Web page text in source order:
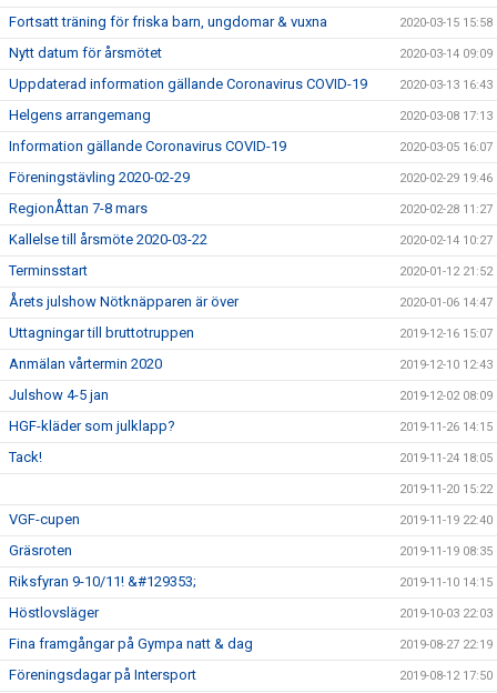
Fortsatt träning för friska barn, ungdomar & vuxna 2020-03-15 15:58
Nytt datum för årsmötet 2020-03-14 09:09
Uppdaterad information gällande Coronavirus COVID-19 2020-03-13 16:43
Helgens arrangemang 2020-03-08 17:13
Information gällande Coronavirus COVID-19 2020-03-05 16:07
Föreningstävling 2020-02-29 2020-02-29 19:46
RegionÅttan 7-8 mars 2020-02-28 11:27
Kallelse till årsmöte 2020-03-22 2020-02-14 10:27
Terminsstart 2020-01-12 21:52
Årets julshow Nötknäpparen är över 2020-01-06 14:47
Uttagningar till bruttotruppen 2019-12-16 15:07
Anmälan vårtermin 2020 2019-12-10 12:43
Julshow 4-5 jan 2019-12-02 08:09
HGF-kläder som julklapp? 2019-11-26 14:15
Tack! 2019-11-24 18:05
2019-11-20 15:22
VGF-cupen 2019-11-19 22:40
Gräsroten 2019-11-19 08:35
Riksfyran 9-10/11! &#129353; 2019-11-10 14:15
Höstlovsläger 2019-10-03 22:03
Fina framgångar på Gympa natt & dag 2019-08-27 22:19
Föreningsdagar på Intersport 2019-08-12 17:50